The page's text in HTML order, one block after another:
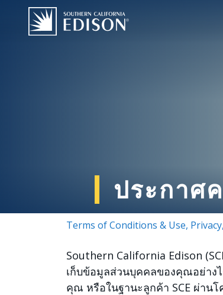
Skip to main content
ประกาศ
Terms of Conditions & Use,
Southern California Edison
เก็บข้อมูลส่วนบุคคลของคุณอย่าง
คุณ หรือในฐานะลูกค้า SCE ผ่าน